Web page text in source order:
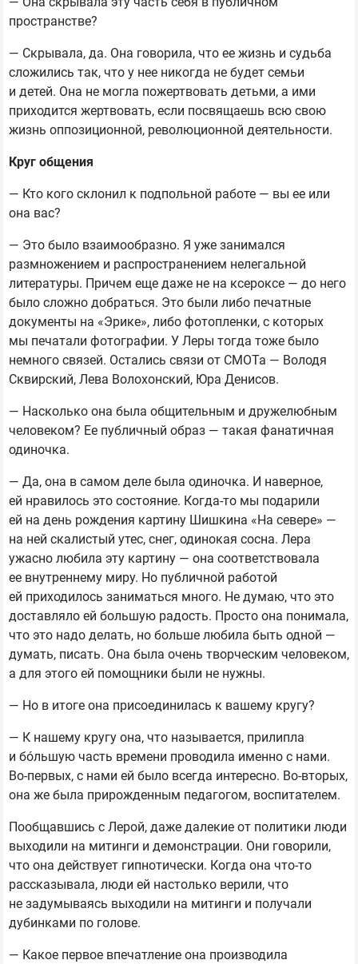
пространстве?
— Скрывала, да. Она говорила, что ее жизнь и судьба
сложились так, что у нее никогда не будет семьи
и детей. Она не могла пожертвовать детьми, а ими
приходится жертвовать, если посвящаешь всю свою
жизнь оппозиционной, революционной деятельности.
Круг общения
— Кто кого склонил к подпольной работе — вы ее или
она вас?
— Это было взаимообразно. Я уже занимался
размножением и распространением нелегальной
литературы. Причем еще даже не на ксероксе — до него
было сложно добраться. Это были либо печатные
документы на «Эрике», либо фотопленки, с которых
мы печатали фотографии. У Леры тогда тоже было
немного связей. Остались связи от СМОТа — Володя
Сквирский, Лева Волохонский, Юра Денисов.
— Насколько она была общительным и дружелюбным
человеком? Ее публичный образ — такая фанатичная
одиночка.
— Да, она в самом деле была одиночка. И наверное,
ей нравилось это состояние. Когда-то мы подарили
ей на день рождения картину Шишкина «На севере» —
на ней скалистый утес, снег, одинокая сосна. Лера
ужасно любила эту картину — она соответствовала
ее внутреннему миру. Но публичной работой
ей приходилось заниматься много. Не думаю, что это
доставляло ей большую радость. Просто она понимала,
что это надо делать, но больше любила быть одной —
думать, писать. Она была очень творческим человеком,
а для этого ей помощники были не нужны.
— Но в итоге она присоединилась к вашему кругу?
— К нашему кругу она, что называется, прилипла
и бóльшую часть времени проводила именно с нами.
Во-первых, с нами ей было всегда интересно. Во-вторых,
она же была прирожденным педагогом, воспитателем.
Пообщавшись с Лерой, даже далекие от политики люди
выходили на митинги и демонстрации. Они говорили,
что она действует гипнотически. Когда она что-то
рассказывала, люди ей настолько верили, что
не задумываясь выходили на митинги и получали
дубинками по голове.
— Какое первое впечатление она производила